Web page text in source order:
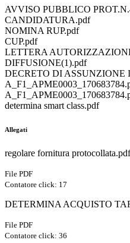
AVVISO PUBBLICO
CANDIDATURA.pdf
NOMINA RUP.pdf
CUP.pdf
LETTERA
DIFFUSIONE(1).pdf
DECRETO DI
determina smart class.pdf
Allegati
regolare fornitura protocollata.pdf
File PDF
Contatore click: 17
DETERMINA ACQUISTO
File PDF
Contatore click: 36